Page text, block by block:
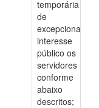
temporária
de
excepcional
interesse
público os
servidores
conforme
abaixo
descritos;